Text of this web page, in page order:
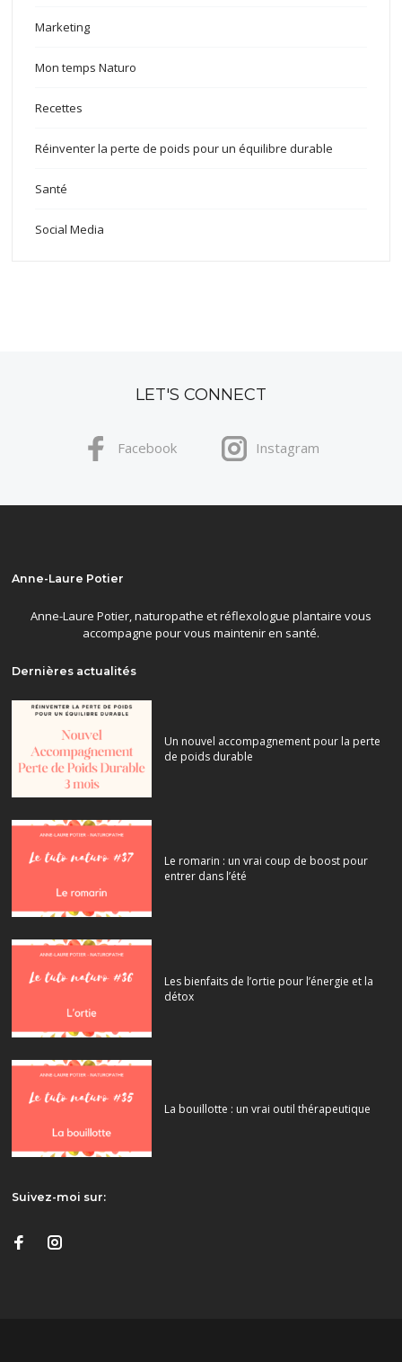
Marketing
Mon temps Naturo
Recettes
Réinventer la perte de poids pour un équilibre durable
Santé
Social Media
LET'S CONNECT
Facebook Instagram
Anne-Laure Potier
Anne-Laure Potier, naturopathe et réflexologue plantaire vous
accompagne pour vous maintenir en santé.
Dernières actualités
Un nouvel accompagnement pour la perte
de poids durable
Le romarin : un vrai coup de boost pour
entrer dans l’été
Les bienfaits de l’ortie pour l’énergie et la
détox
La bouillotte : un vrai outil thérapeutique
Suivez-moi sur: